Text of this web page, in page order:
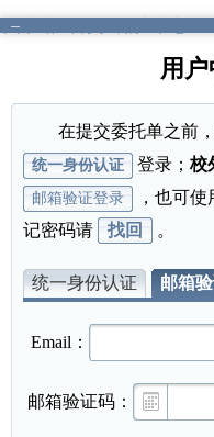
图书馆
用
在提交委托单之前，
统一身份认证 登录； 校
邮箱验证登录 ，也可使
记密码请
找回 。
统一身份认证 邮箱
Email：
邮箱验证码：